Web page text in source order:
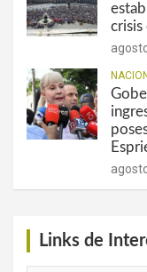
crisis
Links de